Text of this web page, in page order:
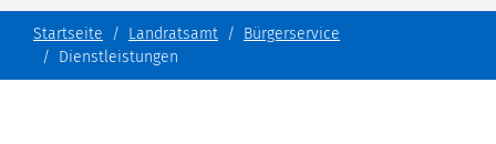
Startseite Landratsamt
Bürgerservice
Dienstleistungen